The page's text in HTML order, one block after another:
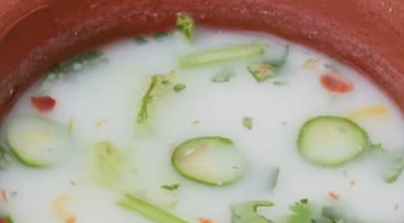
സഹായിച്ചേക്കാം.
Image credits: Getty